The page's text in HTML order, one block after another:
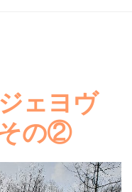
ェヨヴ
の②